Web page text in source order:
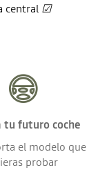
central ☑
tu futuro coche
el modelo que
probar